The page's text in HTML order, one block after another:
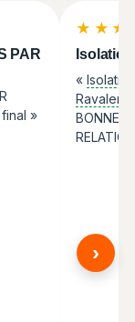
›
PAR
»
«
BONNE